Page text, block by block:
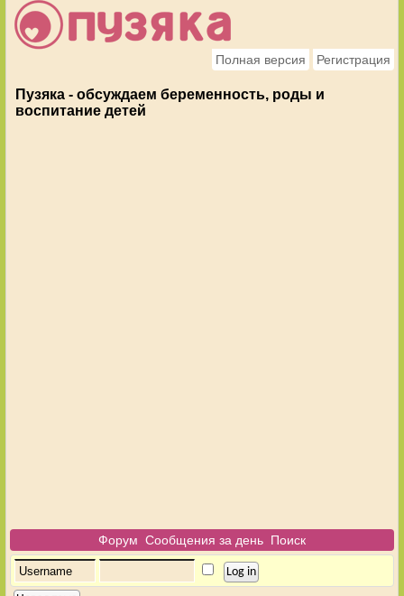
Полная версия Регистрация
Пузяка - обсуждаем беременность, роды и
воспитание детей
Форум Сообщения за день Поиск